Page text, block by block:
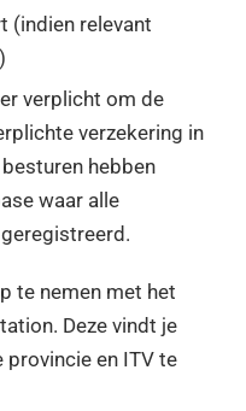
(indien relevant
verplicht om de
verzekering in
hebben
waar alle
te nemen met het
Deze vindt je
en ITV te